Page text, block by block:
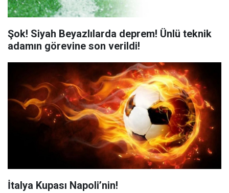
Şok! Siyah Beyazlılarda deprem! Ünlü teknik
adamın görevine son verildi!
İtalya Kupası Napoli’nin!